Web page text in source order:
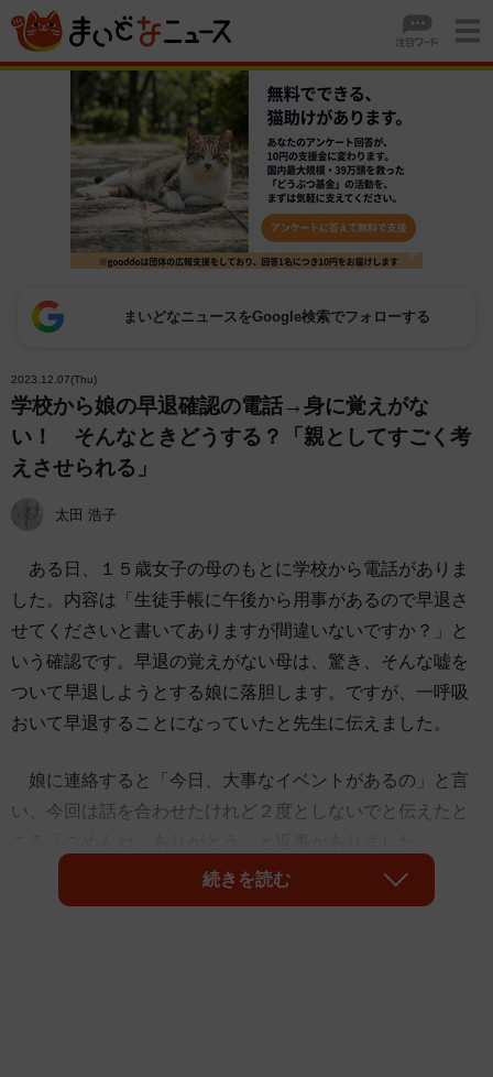
まいどなニュースをGoogle検索でフォローする
2023.12.07(Thu)
学校から娘の早退確認の電話→身に覚えがな
い！ そんなときどうする？「親としてすごく考
えさせられる」
太田 浩子
ある日、１５歳女子の母のもとに学校から電話がありま
した。内容は「生徒手帳に午後から用事があるので早退さ
せてくださいと書いてありますが間違いないですか？」と
いう確認です。早退の覚えがない母は、驚き、そんな嘘を
ついて早退しようとする娘に落胆します。ですが、一呼吸
おいて早退することになっていたと先生に伝えました。
娘に連絡すると「今日、大事なイベントがあるの」と言
い、今回は話を合わせたけれど２度としないでと伝えたと
仕事に出た母の頭には、早退してどこに行っているの
続きを読む